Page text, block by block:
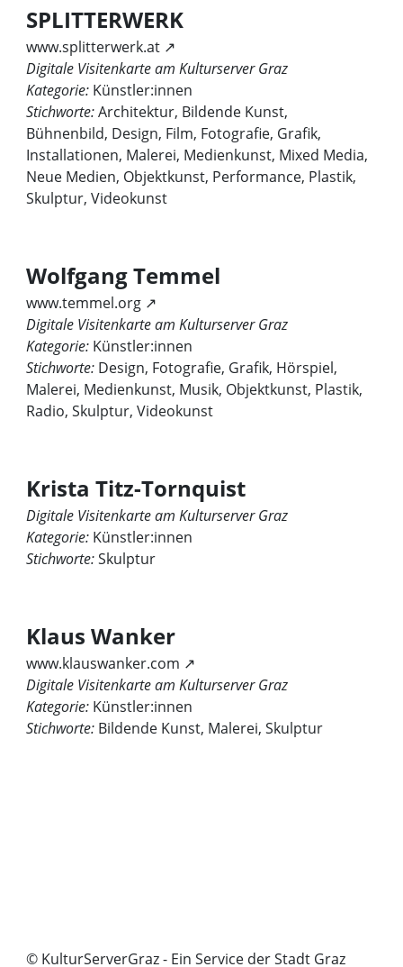
SPLITTERWERK
www.splitterwerk.at ↗
Digitale Visitenkarte am Kulturserver Graz
Kategorie: Künstler:innen
Stichworte:Architektur, Bildende Kunst,
Bühnenbild, Design, Film, Fotografie, Grafik,
Installationen, Malerei, Medienkunst, Mixed Media,
Neue Medien, Objektkunst, Performance, Plastik,
Skulptur, Videokunst
Wolfgang Temmel
www.temmel.org ↗
Digitale Visitenkarte am Kulturserver Graz
Kategorie: Künstler:innen
Stichworte: Design, Fotografie, Grafik, Hörspiel,
Malerei, Medienkunst, Musik, Objektkunst, Plastik,
Radio, Skulptur, Videokunst
Krista Titz-Tornquist
Digitale Visitenkarte am Kulturserver Graz
Kategorie: Künstler:innen
Stichworte:Skulptur
Klaus Wanker
www.klauswanker.com ↗
Digitale Visitenkarte am Kulturserver Graz
Kategorie: Künstler:innen
Stichworte: Bildende Kunst, Malerei, Skulptur
© KulturServerGraz - Ein Service der Stadt Graz